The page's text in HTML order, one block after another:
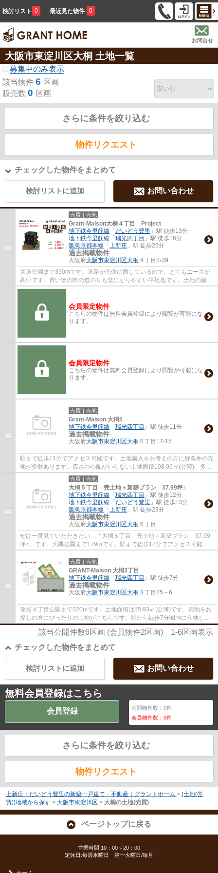
検討リスト 0 最近見た物件 0
お問合せ
大阪市東淀川区大桐 土地一覧
募集中のみ表示
該当物件 6 区画
販売数 0 区画
さらに条件を絞り込む
物件リクエスト
チェックした物件をまとめて
検討リストに追加 お問い合わせ
売買｜売地
Grant-Maison大桐４丁目 Project
地下鉄今里筋線 「 だいどう豊里 」駅 徒歩13分
地下鉄今里筋線 「 瑞光四丁目 」駅 徒歩16分
阪急京都本線 「 上新庄 」駅 徒歩25分
過去掲載物件
大阪府大阪市東淀川区大桐 ４丁目2-39
大道公園まで390mです。道路が南側に面しているので、とてもニーズが
高いです。買い物の際の道のりも楽になりやすい平坦地です。土地の購入
をご検討されているなら、ニーズも高いこち...
会員限定物件
こちらの物件は無料会員登録により閲覧が可能にな
ります。
会員限定物件
こちらの物件は無料会員登録により閲覧が可能にな
ります。
売買｜売地
Grant-Maison 大桐5
地下鉄今里筋線 「 瑞光四丁目 」駅 徒歩11分
過去掲載物件
大阪府大阪市東淀川区大桐 ５丁目17-15
駅まで徒歩11分でアクセス可能です。土地購入をお考えの方に好条件の売
地が多数あります。広さの心配がいらない土地面積108.06㎡(公簿)。多く
のお客様にご満足いただいている当社なら...
売買｜売地
大桐５丁目 売土地＋新築プラン 37.99坪♪
地下鉄今里筋線 「 瑞光四丁目 」駅 徒歩12分
地下鉄今里筋線 「 だいどう豊里 」駅 徒歩13分
阪急京都本線 「 上新庄 」駅 徒歩23分
過去掲載物件
大阪府大阪市東淀川区大桐 ５丁目
ぜひ一度見ていただきたい、「大桐５丁目 売土地＋新築プラン 37.99
坪♪」です。大隅公園まで179mです。駅まで徒歩12分でアクセス可能で
す。土地面積は125.61㎡(公簿)となっています...
売買｜売地
GRANT-Maison 大桐3丁目
地下鉄今里筋線 「 瑞光四丁目 」駅 徒歩7分
過去掲載物件
大阪府大阪市東淀川区大桐 ３丁目25－6
瑞光４丁目公園まで320mです。土地面積は85.93㎡(公簿)です。売地をお
探しの方にぴったりの土地がこちらです。駅から徒歩7分圏内に立地して
います。情報のスピードが重要な不動産の売...
該当公開件数6区画 (会員物件2区画) 1-6区画表示
チェックした物件をまとめて
お問い合わせ
検討リストに追加
無料会員登録はこちら
会員登録 公開物件数：0件
会員物件数：0件
さらに条件を絞り込む
物件リクエスト
上新庄・だいどう豊里の新築一戸建て・不動産｜グラントホーム > (土地(売
買))地域から探す > 大阪市東淀川区 > 大桐の土地(売買)
ページトップに戻る
営業時間:10：00～20：00
定休日:毎週水曜日 第一火曜日/毎月